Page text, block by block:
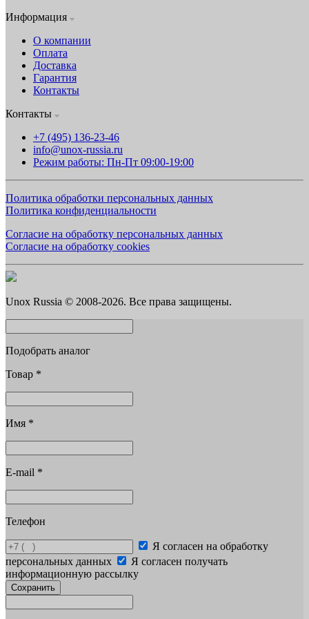
Информация
О компании
Оплата
Доставка
Гарантия
Контакты
Контакты
+7 (495) 136-23-46
info@unox-russia.ru
Режим работы: Пн-Пт 09:00-19:00
Политика обработки персональных данных
Политика конфиденциальности
Согласие на обработку персональных данных
Согласие на обработку cookies
Unox Russia © 2008-2026. Все права защищены.
Подобрать аналог
Товар *
Имя *
E-mail *
Телефон
Я согласен на обработку
персональных данных
Я согласен получать
информационную рассылку
Сохранить